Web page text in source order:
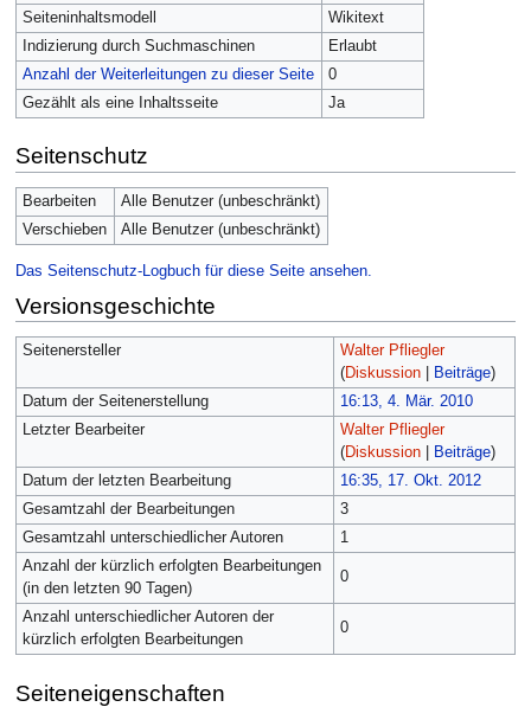
Seiteninhaltsmodell
Wikitext
Indizierung durch Suchmaschinen
Erlaubt
Anzahl der Weiterleitungen zu dieser Seite
0
Gezählt als eine Inhaltsseite
Ja
Seitenschutz
Bearbeiten
Alle Benutzer (unbeschränkt)
Verschieben
Alle Benutzer (unbeschränkt)
Das Seitenschutz-Logbuch für diese Seite ansehen.
Versionsgeschichte
Seitenersteller
Walter Pfliegler
(Diskussion| Beiträge)
Datum der Seitenerstellung
16:13, 4. Mär. 2010
Letzter Bearbeiter
Walter Pfliegler
(Diskussion| Beiträge)
Datum der letzten Bearbeitung
16:35, 17. Okt. 2012
Gesamtzahl der Bearbeitungen
3
Gesamtzahl unterschiedlicher Autoren
1
Anzahl der kürzlich erfolgten Bearbeitungen
(in den letzten 90 Tagen)
0
Anzahl unterschiedlicher Autoren der
kürzlich erfolgten Bearbeitungen
0
Seiteneigenschaften